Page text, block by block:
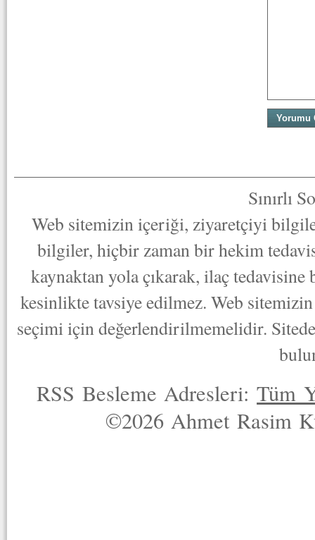
Sınırlı
Web sitemizin içeriği, ziyaretçiyi
bilgiler, hiçbir zaman bir hekim
kaynaktan yola çıkarak, ilaç
kesinlikte tavsiye edilmez. Web
seçimi için değerlendirilmemelidir.
RSS Besleme Adresleri:Tüm
©2026 Ahmet Rasim